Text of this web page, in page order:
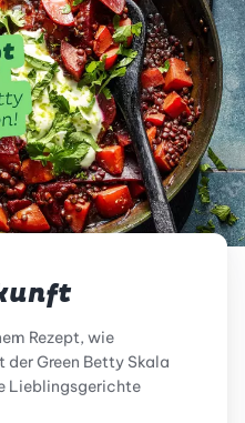
Rezept, wie
Green Betty Skala
Lieblingsgerichte